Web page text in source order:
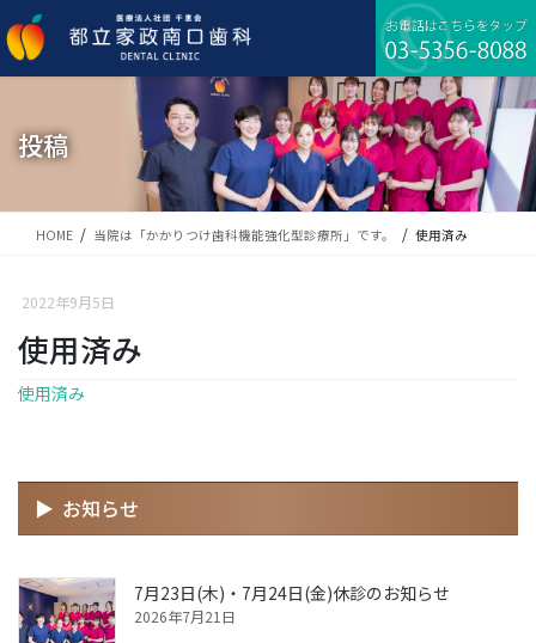
ン
テ
ビ
ゲ
移
投稿
HOME 当院は「かかりつけ歯科機能強化型診療所」です。 使用済み
2022年9月5日
使用済み
使用済み
お知らせ
7月23日(木)・7月24日(金)休診のお知らせ
2026年7月21日